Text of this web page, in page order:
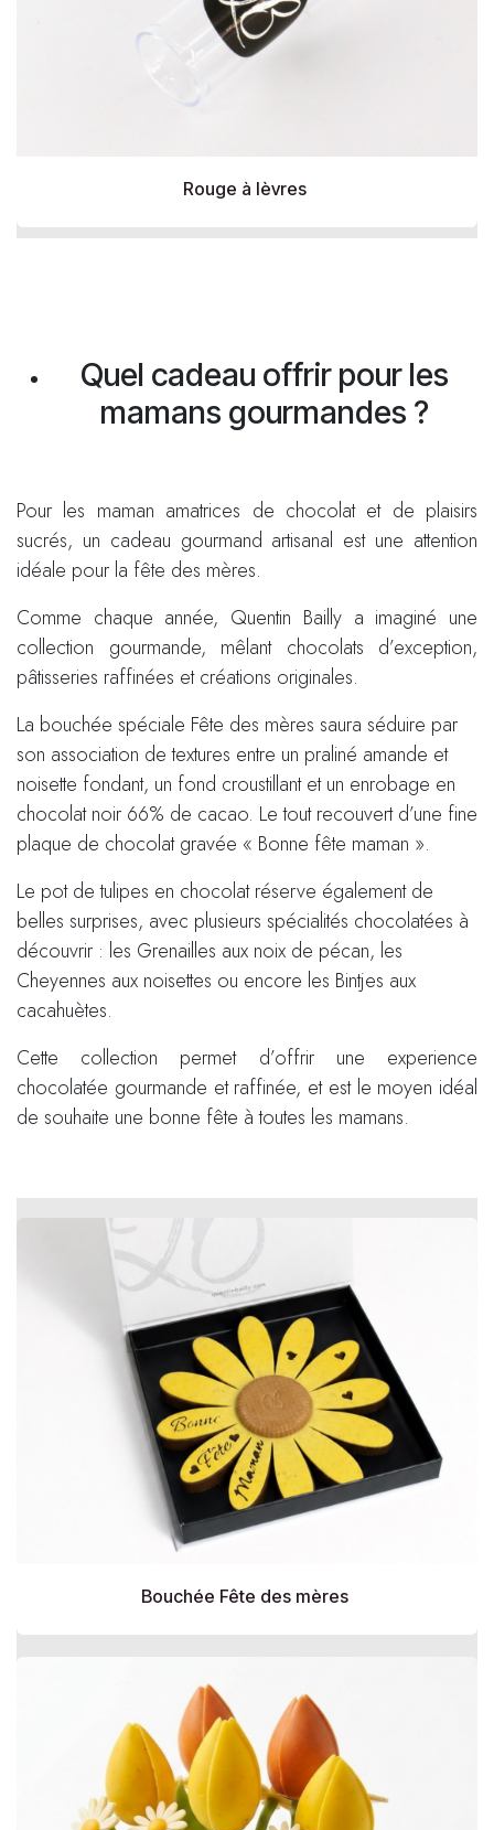
Rouge à lèvres
Quel cadeau offrir pour les
mamans gourmandes ?
Pour les maman amatrices de chocolat et de plaisirs
sucrés, un cadeau gourmand artisanal est une attention
idéale pour la fête des mères.
Comme chaque année, Quentin Bailly a imaginé une
collection gourmande, mêlant chocolats d’exception,
pâtisseries raffinées et créations originales.
La bouchée spéciale Fête des mères saura séduire par
son association de textures entre un praliné amande et
noisette fondant, un fond croustillant et un enrobage en
chocolat noir 66% de cacao. Le tout recouvert d’une fine
plaque de chocolat gravée « Bonne fête maman ».
Le pot de tulipes en chocolat réserve également de
belles surprises, avec plusieurs spécialités chocolatées à
découvrir : les Grenailles aux noix de pécan, les
Cheyennes aux noisettes ou encore les Bintjes aux
cacahuètes.
Cette collection permet d’offrir une experience
chocolatée gourmande et raffinée, et est le moyen idéal
de souhaite une bonne fête à toutes les mamans.
Bouchée Fête des mères